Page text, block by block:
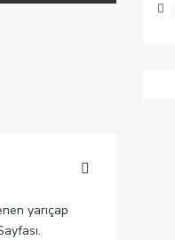
yarıçap